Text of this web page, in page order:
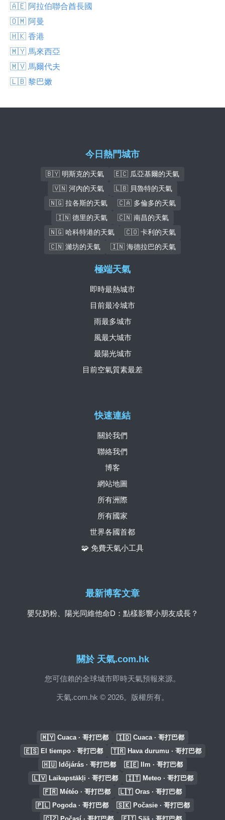
🇦🇪 阿拉伯聯合酋長國
🇴🇲 阿曼
🇭🇰 香港
🇲🇾 馬來西亞
🇲🇻 馬爾代夫
🇱🇧 黎巴嫩
今日熱門城市
🇧🇾 明斯克的天氣
🇪🇨 瓜亞基爾的天氣
🇻🇳 河內的天氣
🇱🇧 貝魯特的天氣
🇳🇬 拉各斯的天氣
🇨🇦 多倫多的天氣
🇮🇳 德里的天氣
🇨🇳 南昌的天氣
🇳🇬 哈科特港的天氣
🇨🇴 卡利的天氣
🇨🇳 濰坊的天氣
🇮🇳 海德拉巴的天氣
關於 天氣.com.hk
您可信賴的全球城市即時天氣預報來源。
天氣.com.hk © 2026。版權所有。
快速連結
關於我們
聯絡我們
博客
網站地圖
所有洲際
所有國家
世界各國首都
🧩 免費天氣小工具
極端天氣
即時最熱城市
目前最冷城市
雨最多城市
風最大城市
最陽光城市
目前空氣質素最差
最新博客文章
嬰兒奶粉、陽光同維他命D：點樣影響小朋友成長？
🇲🇾 Cuaca · 哥打巴都 🇮🇩 Cuaca · 哥打巴都
🇪🇸 El tiempo · 哥打巴都 🇹🇷 Hava durumu · 哥打巴都
🇭🇺 Időjárás · 哥打巴都 🇪🇪 Ilm · 哥打巴都
🇱🇻 Laikapstākļi · 哥打巴都 🇮🇹 Meteo · 哥打巴都
🇫🇷 Météo · 哥打巴都 🇱🇹 Oras · 哥打巴都
🇵🇱 Pogoda · 哥打巴都 🇸🇰 Počasie · 哥打巴都